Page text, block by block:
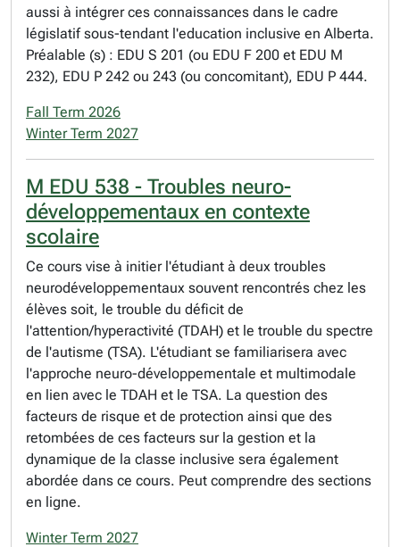
aussi à intégrer ces connaissances dans le cadre
législatif sous-tendant l'education inclusive en Alberta.
Préalable (s) : EDU S 201 (ou EDU F 200 et EDU M
232), EDU P 242 ou 243 (ou concomitant), EDU P 444.
Fall Term 2026
Winter Term 2027
M EDU 538 - Troubles neuro-
développementaux en contexte
scolaire
Ce cours vise à initier l'étudiant à deux troubles
neurodéveloppementaux souvent rencontrés chez les
élèves soit, le trouble du déficit de
l'attention/hyperactivité (TDAH) et le trouble du spectre
de l'autisme (TSA). L'étudiant se familiarisera avec
l'approche neuro-développementale et multimodale
en lien avec le TDAH et le TSA. La question des
facteurs de risque et de protection ainsi que des
retombées de ces facteurs sur la gestion et la
dynamique de la classe inclusive sera également
abordée dans ce cours. Peut comprendre des sections
en ligne.
Winter Term 2027